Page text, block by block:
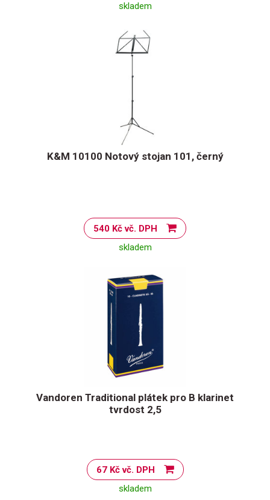
skladem
K&M 10100 Notový stojan 101, černý
540 Kč vč. DPH
skladem
Vandoren Traditional plátek pro B klarinet
tvrdost 2,5
67 Kč vč. DPH
skladem